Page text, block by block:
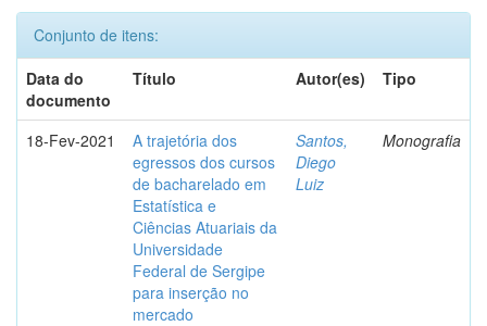
Conjunto de itens:
Data do
documento
Título Autor(es) Tipo
18-Fev-2021
A trajetória dos
egressos dos cursos
de bacharelado em
Estatística e
Ciências Atuariais da
Universidade
Federal de Sergipe
para inserção no
mercado
Santos,
Diego
Luiz
Monografia